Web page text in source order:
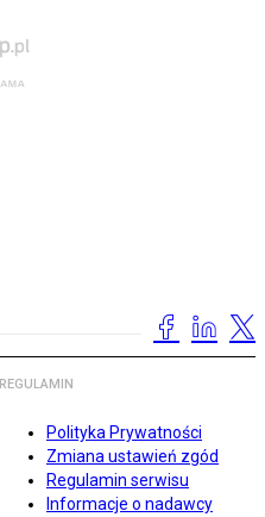
REGULAMIN
Polityka Prywatności
Zmiana ustawień zgód
Regulamin serwisu
Informacje o nadawcy